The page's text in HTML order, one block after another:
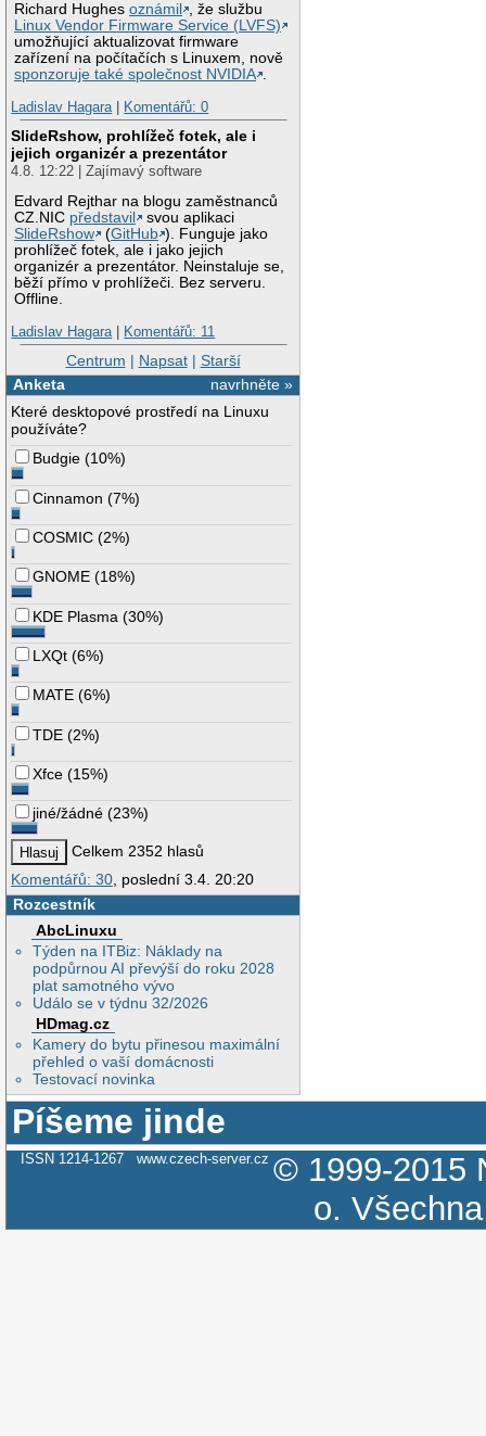
Richard Hughesoznámil
, že službu
Linux Vendor Firmware Service (LVFS)
umožňující aktualizovat firmware
zařízení na počítačích s Linuxem, nově
sponzoruje také společnost NVIDIA .
Ladislav Hagara| Komentářů: 0
SlideRshow, prohlížeč fotek, ale i
jejich organizér a prezentátor
4.8. 12:22 | Zajímavý software
Edvard Rejthar na blogu zaměstnanců
CZ.NIC představil
svou aplikaci
SlideRshow
(GitHub ). Funguje jako
prohlížeč fotek, ale i jako jejich
organizér a prezentátor. Neinstaluje se,
běží přímo v prohlížeči. Bez serveru.
Offline.
Ladislav Hagara| Komentářů: 11
Centrum | Napsat| Starší
navrhněte »
Anketa
Které desktopové prostředí na Linuxu
používáte?
Budgie (10%)
Cinnamon (7%)
COSMIC (2%)
GNOME (18%)
KDE Plasma (30%)
LXQt (6%)
MATE (6%)
TDE (2%)
Xfce (15%)
jiné/žádné (23%)
Celkem 2352 hlasů
Komentářů: 30 , poslední 3.4. 20:20
Rozcestník
AbcLinuxu
Týden na ITBiz: Náklady na
podpůrnou AI převýší do roku 2028
plat samotného vývo
Událo se v týdnu 32/2026
HDmag.cz
Kamery do bytu přinesou maximální
přehled o vaší domácnosti
Testovací novinka
Píšeme jinde
ISSN 1214-1267 www.czech-server.cz © 1999-2015
o.